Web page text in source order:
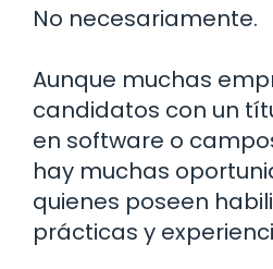
No necesariamente.
Aunque muchas
candidatos con un
en software o
hay muchas
quienes poseen
prácticas y